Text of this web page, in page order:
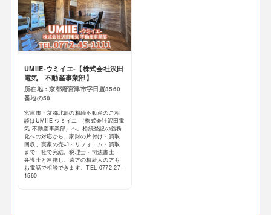
UMIIE-ウミイエ-【株式会社沢田
電気 不動産事業部】
所在地：京都府宮津市字日置3560
番地の58
宮津市・京都北部の相続不動産のご相
談はUMIIE-ウミイエ-（株式会社沢田電
気 不動産事業部）へ。相続登記の義務
化への対応から、家財の片付け・買取
回収、実家の売却・リフォーム・買取
まで一社で完結。税理士・司法書士・
弁護士と連携し、遠方の相続人の方も
お電話で相談できます。TEL 0772-27-
1560